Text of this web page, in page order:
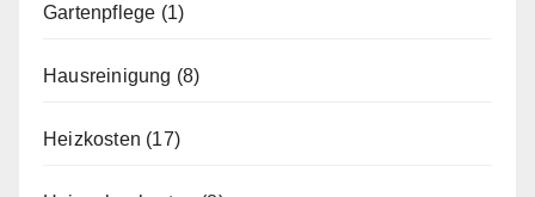
Gartenpflege (1)
Hausreinigung (8)
Heizkosten (17)